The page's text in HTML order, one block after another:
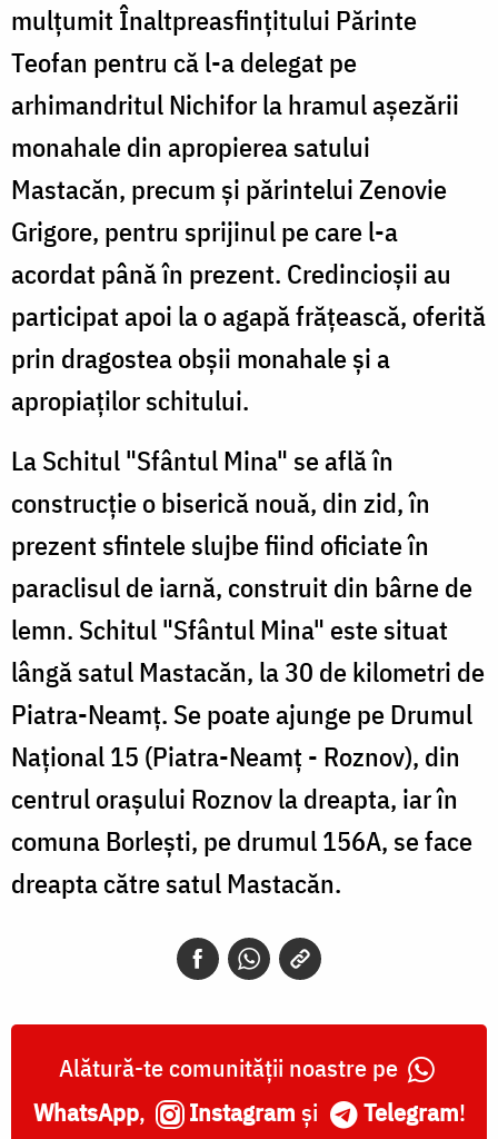
mulţumit Înaltpreasfinţitului Părinte
Teofan pentru că l-a delegat pe
arhimandritul Nichifor la hramul aşezării
monahale din apropierea satului
Mastacăn, precum şi părintelui Zenovie
Grigore, pentru sprijinul pe care l-a
acordat până în prezent. Credincioşii au
participat apoi la o agapă frăţească, oferită
prin dragostea obşii monahale şi a
apropiaţilor schitului.
La Schitul "Sfântul Mina" se află în
construcţie o biserică nouă, din zid, în
prezent sfintele slujbe fiind oficiate în
paraclisul de iarnă, construit din bârne de
lemn. Schitul "Sfântul Mina" este situat
lângă satul Mastacăn, la 30 de kilometri de
Piatra-Neamţ. Se poate ajunge pe Drumul
Naţional 15 (Piatra-Neamţ - Roznov), din
centrul oraşului Roznov la dreapta, iar în
comuna Borleşti, pe drumul 156A, se face
dreapta către satul Mastacăn.
Alătură-te comunității noastre pe
WhatsApp, Instagram și Telegram!